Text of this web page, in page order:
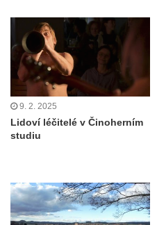
9. 2. 2025
Lidoví léčitelé v Činoherním
studiu